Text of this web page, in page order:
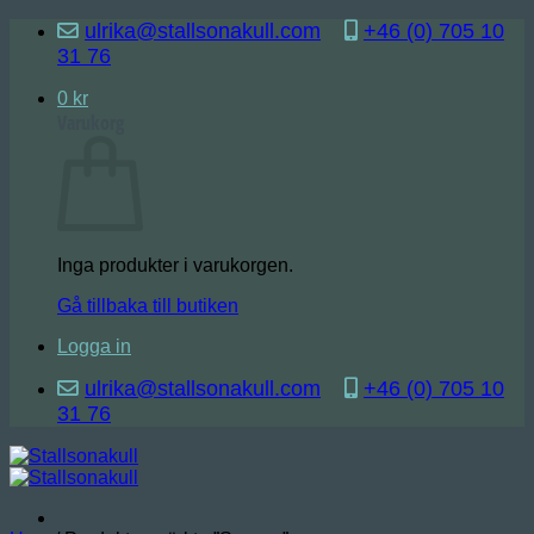
Skip
content
ulrika@stallsonakull.com
+46 (0) 705 10
31 76
0 kr
Inga produkter i varukorgen.
Gå tillbaka till butiken
Logga in
ulrika@stallsonakull.com
+46 (0) 705 10
31 76